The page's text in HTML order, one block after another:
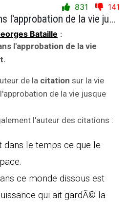
831 141
L'Ã©rotisme est dans l'approbation de la vie jusque dans la mort.
Bataille :
l'approbation de la vie
de la citation sur la vie
de la vie jusque
l'auteur des citations :
dans le temps ce que le
ce monde dissous est
qui ait gardÃ© la